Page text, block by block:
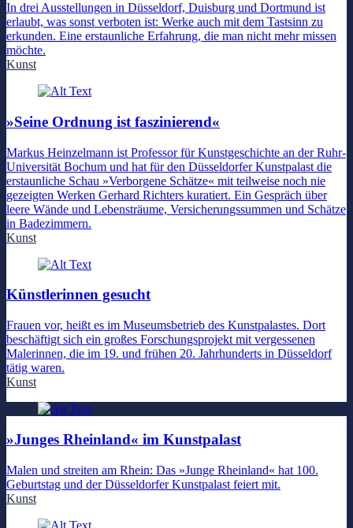
In drei Ausstellungen in Düsseldorf, Duisburg und Dortmund ist
erlaubt, was sonst verboten ist: Werke auch mit dem Tastsinn zu
erkunden. Eine erstaunliche Erfahrung, die man nicht mehr missen
möchte.
Kunst
»Seine Ordnung ist faszinierend«
Markus Heinzelmann ist Professor für Kunstgeschichte an der Ruhr-
Universität Bochum und hat für den Düsseldorfer Kunstpalast die
erstaunliche Schau »Verborgene Schätze« mit teilweise noch nie
gezeigten Werken Gerhard Richters kuratiert. Ein Gespräch über
leere Wände und Lebensträume, Versicherungssummen und Schätze
in Badezimmern.
Kunst
Künstlerinnen gesucht
Frauen vor, heißt es im Museumsbetrieb des Kunstpalastes. Dort
beschäftigt sich ein großes Forschungsprojekt mit vergessenen
Malerinnen, die im 19. und frühen 20. Jahrhunderts in Düsseldorf
tätig waren.
Kunst
»Junges Rheinland« im Kunstpalast
Malen und streiten am Rhein: Das »Junge Rheinland« hat 100.
Geburtstag und der Düsseldorfer Kunstpalast feiert mit.
Kunst